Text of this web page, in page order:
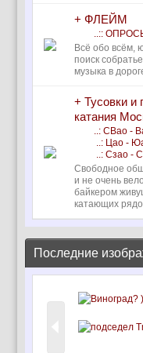
+ ФЛЕЙМ
..::
Всё обо всём,
поиск
музыка в
+ Тусовки и
катания
..: СВао -
..: Цао -
..: Сзао -
Свободное
и не очень
байкером
катающих
Последние